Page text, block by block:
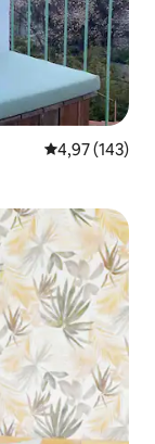
Évaluation
4,97 (143)